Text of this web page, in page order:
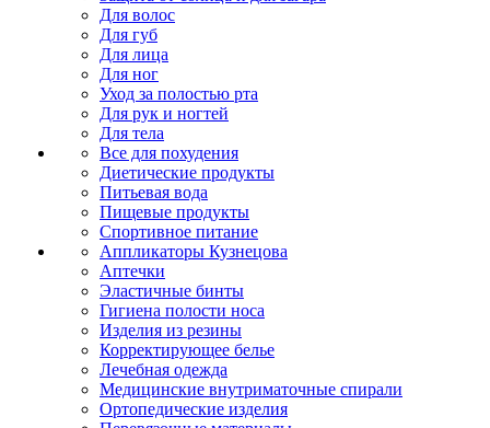
Для волос
Для губ
Для лица
Для ног
Уход за полостью рта
Для рук и ногтей
Для тела
Все для похудения
Диетические продукты
Питьевая вода
Пищевые продукты
Спортивное питание
Аппликаторы Кузнецова
Аптечки
Эластичные бинты
Гигиена полости носа
Изделия из резины
Корректирующее белье
Лечебная одежда
Медицинские внутриматочные спирали
Ортопедические изделия